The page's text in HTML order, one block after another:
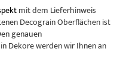
mit dem Lieferhinweis
Decograin Oberflächen ist
genauen
Dekore werden wir Ihnen an